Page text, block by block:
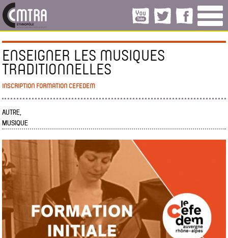
ENSEIGNER LES MUSIQUES
TRADITIONNELLES
INSCRIPTION FORMATION CEFEDEM
AUTRE,
MUSIQUE